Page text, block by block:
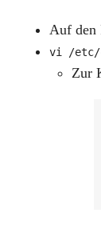
Auf
vi /etc/
Zur